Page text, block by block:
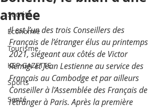
Société
Economie
Tourisme
KEP GAZETTE
Sports
Santé
année
Il est l’un des trois Conseillers des
Français de l’étranger élus au printemps
2021, siégeant aux côtés de Victor
Remigi et Jean Lestienne au service des
Français au Cambodge et par ailleurs
Conseiller à l'Assemblée des Français de
l'étranger à Paris. Après la première